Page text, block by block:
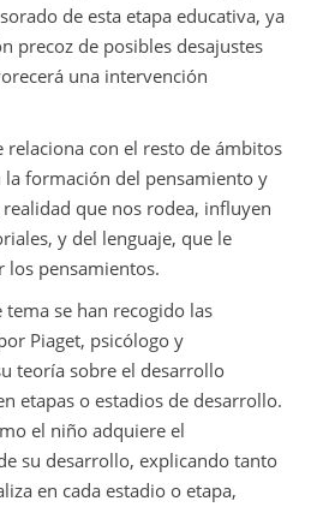
de esta etapa educativa, ya
precoz de posibles desajustes
una intervención
relaciona con el resto de ámbitos
formación del pensamiento y
que nos rodea, influyen
y del lenguaje, que le
los pensamientos.
tema se han recogido las
Piaget, psicólogo y
teoría sobre el desarrollo
etapas o estadios de desarrollo.
el niño adquiere el
su desarrollo, explicando tanto
en cada estadio o etapa,